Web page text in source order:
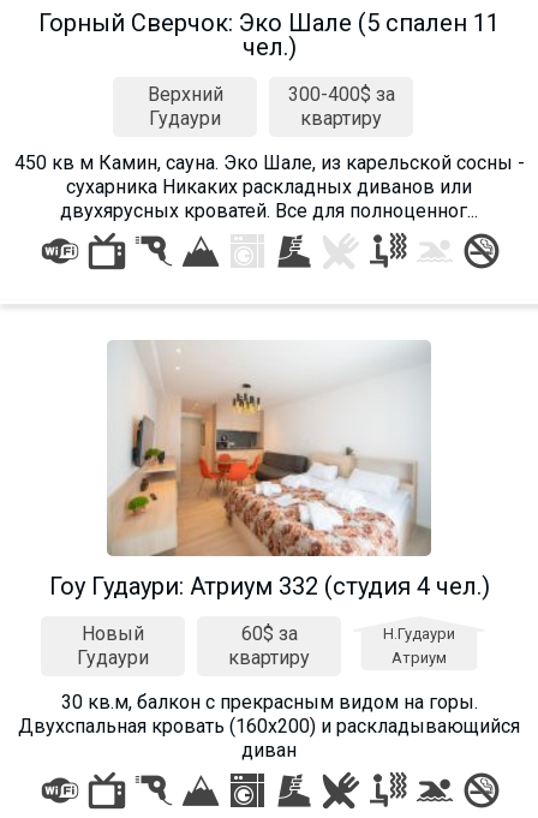
Горный Сверчок: Эко Шале (5 спален 11
чел.)
Верхний
Гудаури
300-400$ за
квартиру
450 кв м Камин, сауна. Эко Шале, из карельской сосны -
сухарника Никаких раскладных диванов или
двухярусных кроватей. Все для полноценног...
Гоу Гудаури: Атриум 332 (студия 4 чел.)
Новый
Гудаури
60$ за
квартиру
Н.Гудаури
Атриум
30 кв.м, балкон с прекрасным видом на горы.
Двухспальная кровать (160х200) и раскладывающийся
диван